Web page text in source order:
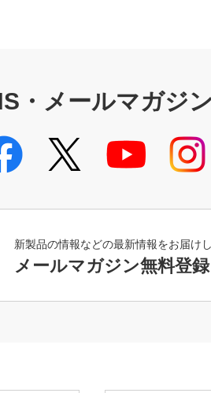
・メールマガジ
新製品の情報などの最新情報をお届け
メールマガジン無料登録